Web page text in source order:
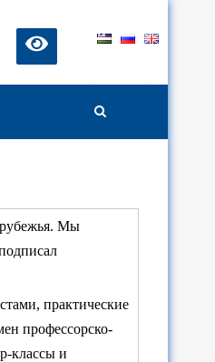
Мы
практические
профессорско-
классы и